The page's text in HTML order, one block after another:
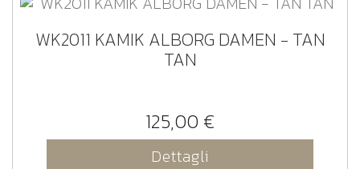
WK2011 KAMIK ALBORG DAMEN - TAN
TAN
125,00 €
Dettagli